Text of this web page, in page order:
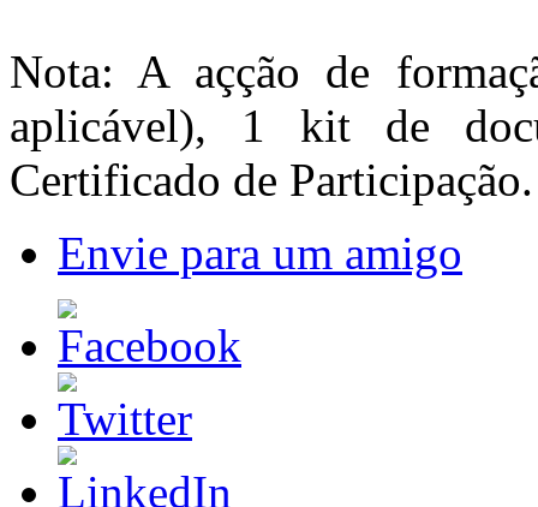
Nota: A açção de
aplicável), 1 kit de
Certificado de Participação.
Envie para um amigo